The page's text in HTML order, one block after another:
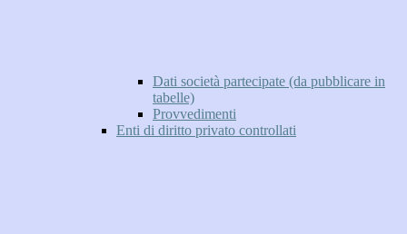
Dati società partecipate (da pubblicare in
tabelle)
Provvedimenti
Enti di diritto privato controllati